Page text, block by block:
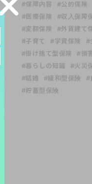
#保障内容
#公的保険
#医療保険
#収入保障
#変額保険
#外貨建て
#子育て
#学資保険 #
#掛け捨て型保険
#損
#暮らしの知識
#火災
#結婚
#緩和型保険 #
#貯蓄型保険